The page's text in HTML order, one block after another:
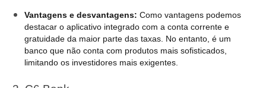
Vantagens e desvantagens: Como vantagens podemos
destacar o aplicativo integrado com a conta corrente e
gratuidade da maior parte das taxas. No entanto, é um
banco que não conta com produtos mais sofisticados,
limitando os investidores mais exigentes.